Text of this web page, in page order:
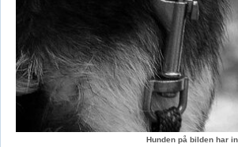
Hunden på bilden har